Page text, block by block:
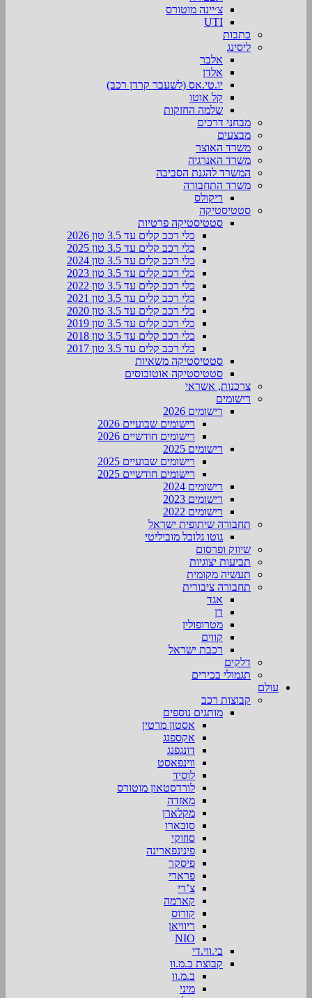
צ׳יינה מוטורס
UTI
כתבות
ליסינג
אלבר
אלדן
יו.טי.אס (לשעבר קרדן רכב)
קל אוטו
שלמה החזקות
מבחני דרכים
מבצעים
משרד האוצר
משרד האנרגיה
המשרד להגנת הסביבה
משרד התחבורה
ריקולס
סטטיסטיקה
סטטיסטיקה פרטיות
כלי רכב קלים עד 3.5 טון 2026
כלי רכב קלים עד 3.5 טון 2025
כלי רכב קלים עד 3.5 טון 2024
כלי רכב קלים עד 3.5 טון 2023
כלי רכב קלים עד 3.5 טון 2022
כלי רכב קלים עד 3.5 טון 2021
כלי רכב קלים עד 3.5 טון 2020
כלי רכב קלים עד 3.5 טון 2019
כלי רכב קלים עד 3.5 טון 2018
כלי רכב קלים עד 3.5 טון 2017
סטטיסטיקה משאיות
סטטיסטיקה אוטובוסים
צרכנות, אשראי
רישומים
רישומים 2026
רישומים שבועיים 2026
רישומים חודשיים 2026
רישומים 2025
רישומים שבועיים 2025
רישומים חודשיים 2025
רישומים 2024
רישומים 2023
רישומים 2022
תחבורה שיתופית ישראל
גוטו גלובל מוביליטי
שיווק ופרסום
תביעות יצוגיות
תעשיה מקומית
תחבורה ציבורית
אגד
דן
מטרופולין
קווים
רכבת ישראל
דלקים
תגמולי בכירים
עולם
קבוצות רכב
מותגים נוספים
אסטון מרטין
אקספנג
דונגפנג
ווינפאסט
לוסיד
לורדסטאון מוטורס
מאזדה
מקלארן
סובארו
סוזוקי
פינינפארינה
פיסקר
פרארי
צ’רי
קארמה
קורוס
ריוויאן
NIO
בי.ווי.די
קבוצת ב.מ.וו
ב.מ.וו
מיני